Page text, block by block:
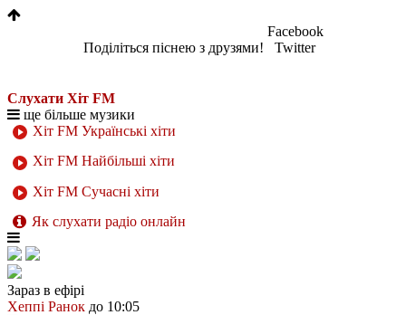
Поділіться піснею з друзями!
Facebook
Twitter
Слухати Хіт FM
ще більше музики
Хіт FM Українські хіти
Хіт FM Найбільші хіти
Хіт FM Сучасні хіти
Як слухати радіо онлайн
Зараз в ефірі
Хеппі Ранок до 10:05